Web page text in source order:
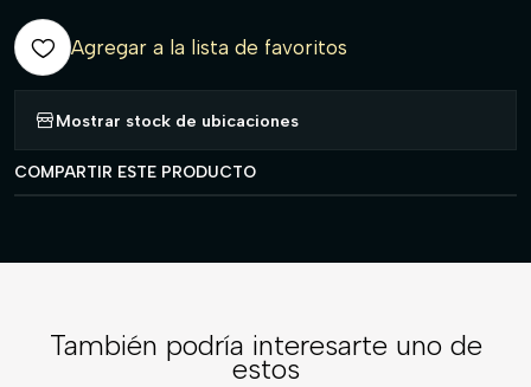
Agregar a la lista de favoritos
Mostrar stock de ubicaciones
COMPARTIR ESTE PRODUCTO
También podría interesarte uno de
estos